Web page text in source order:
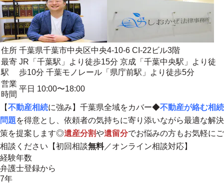
住所 千葉県千葉市中央区中央4-10-6 CI-22ビル3階
最寄
駅
JR「千葉駅」より徒歩15分 京成「千葉中央駅」より徒
歩10分 千葉モノレール「県庁前駅」より徒歩5分
営業
時間
平日 10:00〜18:00
【不動産相続に強み】 千葉県全域をカバー◆不動産が絡む相続
問題を得意とし、依頼者の気持ちに寄り添いながら最適な解決
策を提案します◎遺産分割や遺留分でお悩みの方もお気軽にご
相談ください【初回相談無料／オンライン相談対応】
経験年数
弁護士登録から
7年